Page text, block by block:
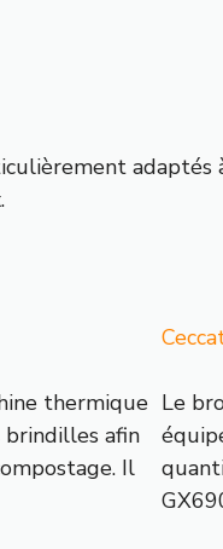
adaptés
thermique
brindilles afin
Il
Le